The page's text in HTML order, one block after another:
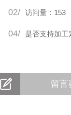
02/ 访问量：153
04/ 是否支持加工
留言